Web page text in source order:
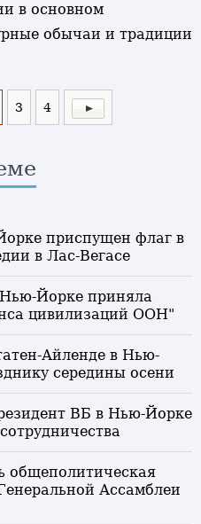
в основном
обычаи и традиции
3 4
приспущен флаг в
в Лас-Вегасе
Нью-Йорке приняла
цивилизаций ООН"
Айленде в Нью-
середины осени
ВБ в Нью-Йорке
общеполитическая
Ассамблеи